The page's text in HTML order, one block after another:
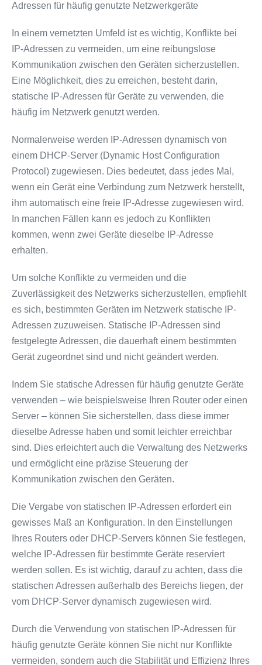
Adressen für häufig genutzte Netzwerkgeräte
In einem vernetzten Umfeld ist es wichtig, Konflikte bei
IP-Adressen zu vermeiden, um eine reibungslose
Kommunikation zwischen den Geräten sicherzustellen.
Eine Möglichkeit, dies zu erreichen, besteht darin,
statische IP-Adressen für Geräte zu verwenden, die
häufig im Netzwerk genutzt werden.
Normalerweise werden IP-Adressen dynamisch von
einem DHCP-Server (Dynamic Host Configuration
Protocol) zugewiesen. Dies bedeutet, dass jedes Mal,
wenn ein Gerät eine Verbindung zum Netzwerk herstellt,
ihm automatisch eine freie IP-Adresse zugewiesen wird.
In manchen Fällen kann es jedoch zu Konflikten
kommen, wenn zwei Geräte dieselbe IP-Adresse
erhalten.
Um solche Konflikte zu vermeiden und die
Zuverlässigkeit des Netzwerks sicherzustellen, empfiehlt
es sich, bestimmten Geräten im Netzwerk statische IP-
Adressen zuzuweisen. Statische IP-Adressen sind
festgelegte Adressen, die dauerhaft einem bestimmten
Gerät zugeordnet sind und nicht geändert werden.
Indem Sie statische Adressen für häufig genutzte Geräte
verwenden – wie beispielsweise Ihren Router oder einen
Server – können Sie sicherstellen, dass diese immer
dieselbe Adresse haben und somit leichter erreichbar
sind. Dies erleichtert auch die Verwaltung des Netzwerks
und ermöglicht eine präzise Steuerung der
Kommunikation zwischen den Geräten.
Die Vergabe von statischen IP-Adressen erfordert ein
gewisses Maß an Konfiguration. In den Einstellungen
Ihres Routers oder DHCP-Servers können Sie festlegen,
welche IP-Adressen für bestimmte Geräte reserviert
werden sollen. Es ist wichtig, darauf zu achten, dass die
statischen Adressen außerhalb des Bereichs liegen, der
vom DHCP-Server dynamisch zugewiesen wird.
Durch die Verwendung von statischen IP-Adressen für
häufig genutzte Geräte können Sie nicht nur Konflikte
vermeiden, sondern auch die Stabilität und Effizienz Ihres